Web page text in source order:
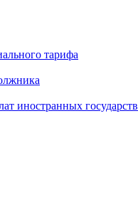
тарифа
иностранных государств